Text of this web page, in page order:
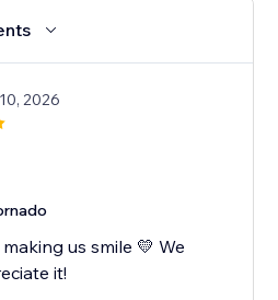
2026
us smile 💛 We
it!